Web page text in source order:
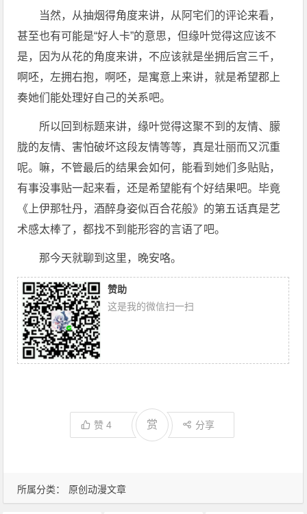
所属分类： 原创动漫文章
当然，从抽烟得角度来讲，从阿宅们的评论来看，
甚至也有可能是“好人卡”的意思，但缘叶觉得这应该不
是，因为从花的角度来讲，不应该就是坐拥后宫三千，
啊呸，左拥右抱，啊呸，是寓意上来讲，就是希望郡上
奏她们能处理好自己的关系吧。
所以回到标题来讲，缘叶觉得这聚不到的友情、朦
胧的友情、害怕破坏这段友情等等，真是壮丽而又沉重
呢。嘛，不管最后的结果会如何，能看到她们多贴贴，
有事没事贴一起来看，还是希望能有个好结果吧。毕竟
《上伊那牡丹，酒醉身姿似百合花般》的第五话真是艺
术感太棒了，都找不到能形容的言语了吧。
那今天就聊到这里，晚安咯。
赞助
这是我的微信扫一扫
赞4 赏 分享